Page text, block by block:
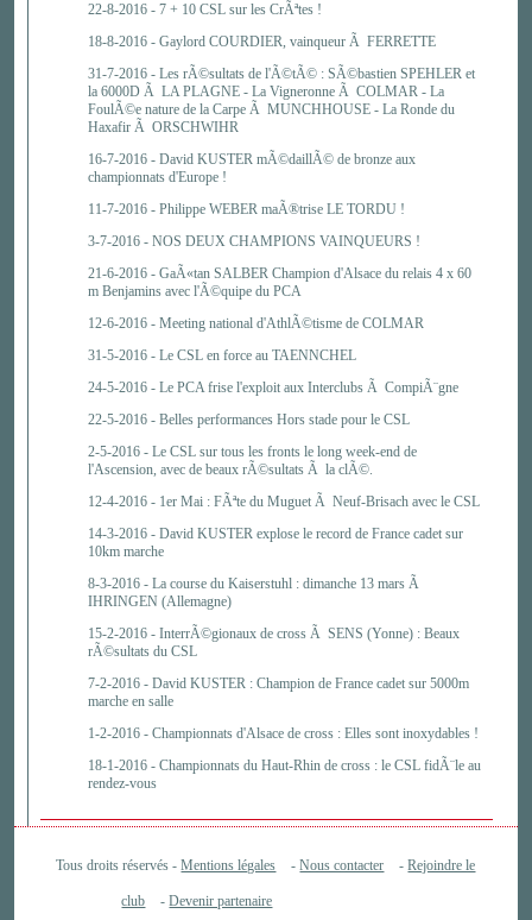
22-8-2016 - 7 + 10 CSL sur les CrÃªtes !
18-8-2016 - Gaylord COURDIER, vainqueur Ã FERRETTE
31-7-2016 - Les rÃ©sultats de l'Ã©tÃ© : SÃ©bastien SPEHLER et
la 6000D Ã LA PLAGNE - La Vigneronne Ã COLMAR - La
FoulÃ©e nature de la Carpe Ã MUNCHHOUSE - La Ronde du
Haxafir Ã ORSCHWIHR
16-7-2016 - David KUSTER mÃ©daillÃ© de bronze aux
championnats d'Europe !
11-7-2016 - Philippe WEBER maÃ®trise LE TORDU !
3-7-2016 - NOS DEUX CHAMPIONS VAINQUEURS !
21-6-2016 - GaÃ«tan SALBER Champion d'Alsace du relais 4 x 60
m Benjamins avec l'Ã©quipe du PCA
12-6-2016 - Meeting national d'AthlÃ©tisme de COLMAR
31-5-2016 - Le CSL en force au TAENNCHEL
24-5-2016 - Le PCA frise l'exploit aux Interclubs Ã CompiÃ¨gne
22-5-2016 - Belles performances Hors stade pour le CSL
2-5-2016 - Le CSL sur tous les fronts le long week-end de
l'Ascension, avec de beaux rÃ©sultats Ã la clÃ©.
12-4-2016 - 1er Mai : FÃªte du Muguet Ã Neuf-Brisach avec le CSL
14-3-2016 - David KUSTER explose le record de France cadet sur
10km marche
8-3-2016 - La course du Kaiserstuhl : dimanche 13 mars Ã
IHRINGEN (Allemagne)
15-2-2016 - InterrÃ©gionaux de cross Ã SENS (Yonne) : Beaux
rÃ©sultats du CSL
7-2-2016 - David KUSTER : Champion de France cadet sur 5000m
marche en salle
1-2-2016 - Championnats d'Alsace de cross : Elles sont inoxydables !
18-1-2016 - Championnats du Haut-Rhin de cross : le CSL fidÃ¨le au
rendez-vous
Tous droits réservés -Mentions légales -Nous contacter -Rejoindre le
club -Devenir partenaire